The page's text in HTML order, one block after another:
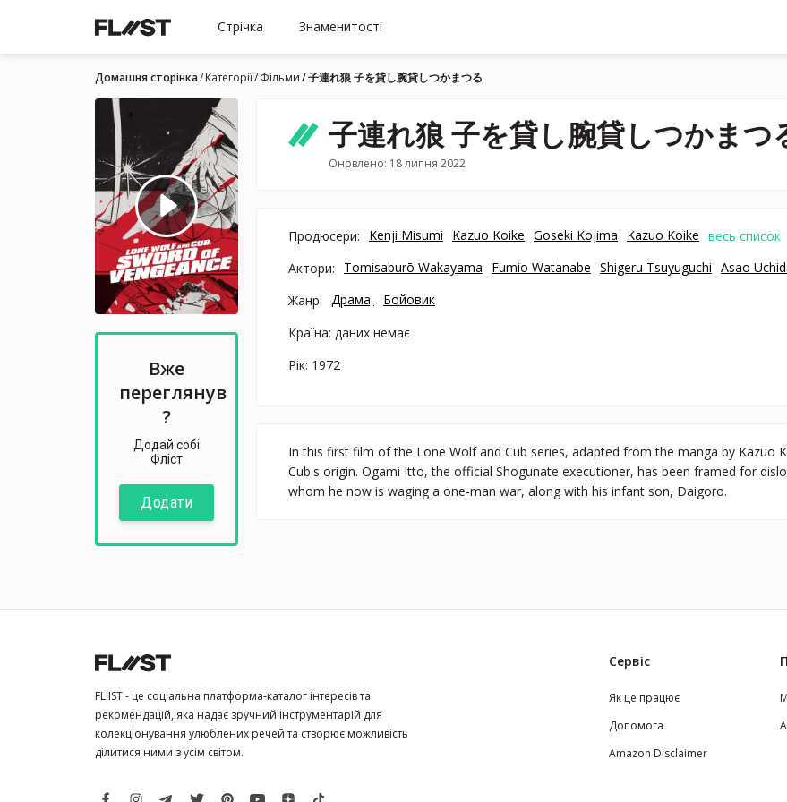
Стрічка Знаменитості
Домашня сторінка Категорії Фільми 子連れ狼 子を貸し腕貸しつかまつる
Вже
переглянув
?
Додай собі
Фліст
Додати
子連れ狼 子を貸し腕貸しつかまつ
Оновлено: 18 липня 2022
Продюсери: Kenji Misumi Kazuo Koike Goseki Kojima Kazuo Koike весь список
Актори:
Tomisaburō Wakayama Fumio Watanabe Shigeru Tsuyuguchi Asao
Жанр:
Драма,
Бойовик
Країна: даних немає
Рік: 1972
In this first film of the Lone Wolf and Cub series, adapted from the manga by Kazuo
Cub's origin. Ogami Itto, the official Shogunate executioner, has been framed for
whom he now is waging a one-man war, along with his infant son, Daigoro.
FLIIST - це соціальна платформа-каталог інтересів та
рекомендацій, яка надає зручний інструментарій для
колекціонування улюблених речей та створює можливість
ділитися ними з усім світом.
Сервіс
Як це працює
Допомога
Amazon Disclaimer